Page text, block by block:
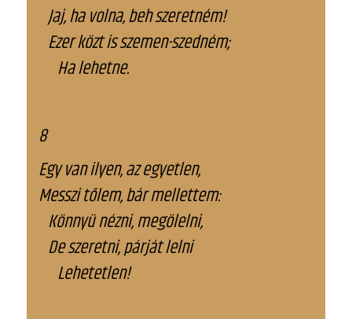
Jaj, ha volna, beh szeretném!
Ezer közt is szemen-szedném;
Ha lehetne.
8
Egy van ilyen, az egyetlen,
Messzi tőlem, bár mellettem:
Könnyü nézni, megölelni,
De szeretni, párját lelni
Lehetetlen!